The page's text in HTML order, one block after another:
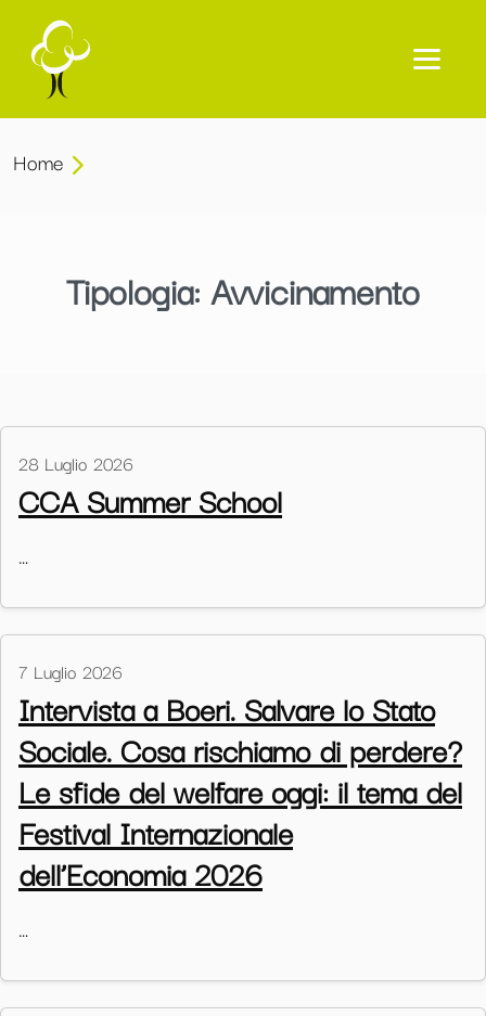
Home
Tipologia:Avvicinamento
28 Luglio 2026
CCA Summer School
…
7 Luglio 2026
Intervista a Boeri. Salvare lo Stato
Sociale. Cosa rischiamo di perdere?
Le sfide del welfare oggi: il tema del
Festival Internazionale
dell’Economia 2026
…